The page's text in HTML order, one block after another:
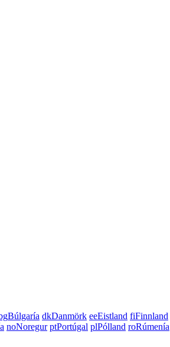
Búlgaría dkDanmörk eeEistland fiFinnland
noNoregur ptPortúgal plPólland roRúmenía